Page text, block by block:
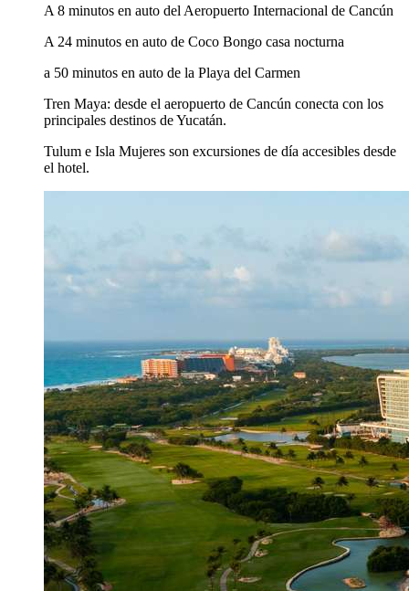
A 8 minutos en auto del Aeropuerto Internacional de Cancún
A 24 minutos en auto de Coco Bongo casa nocturna
a 50 minutos en auto de la Playa del Carmen
Tren Maya: desde el aeropuerto de Cancún conecta con los
principales destinos de Yucatán.
Tulum e Isla Mujeres son excursiones de día accesibles desde
el hotel.